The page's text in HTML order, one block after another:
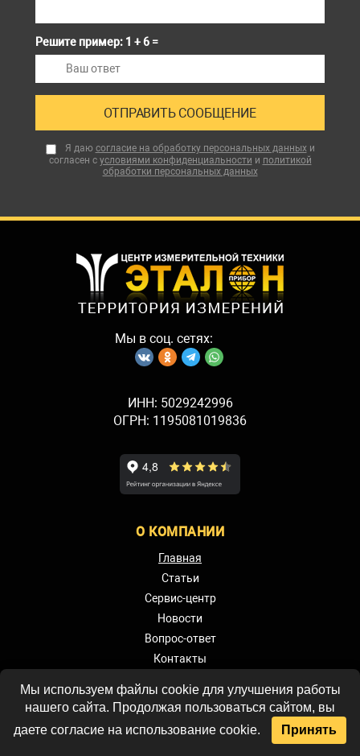
Решите пример: 1 + 6 =
Я даю согласие на обработку персональных данныхи
согласен с условиями конфиденциальности и политикой
обработки персональных данных
Мы в соц. сетях:
ИНН: 5029242996
ОГРН: 1195081019836
О КОМПАНИИ
Главная
Статьи
Сервис-центр
Новости
Вопрос-ответ
Контакты
Политика
конфиденциальности
Политика обработки
Мы используем файлы cookie для улучшения работы
нашего сайта. Продолжая пользоваться сайтом, вы
даете согласие на использование cookie.
Принять